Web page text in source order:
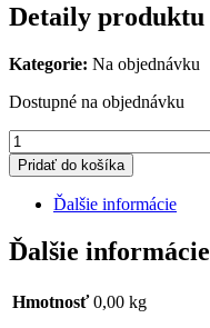
Detaily produktu
Kategorie: Na objednávku
Dostupné na objednávku
množstvo
R/B
0109-
Pridať do košíka
Ďalšie informácie
Ďalšie informácie
Hmotnosť 0,00 kg